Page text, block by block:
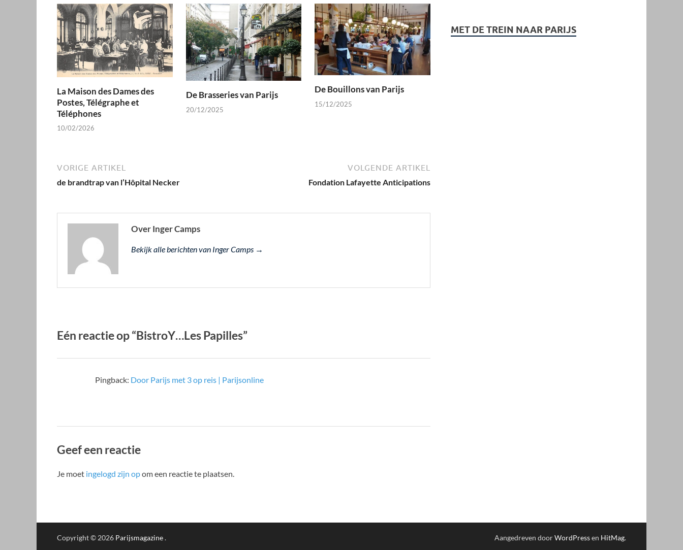
La Maison des Dames des
Postes, Télégraphe et
Téléphones
10/02/2026
De Brasseries van Parijs
20/12/2025
De Bouillons van Parijs
15/12/2025
VORIGE ARTIKEL
de brandtrap van l’Hôpital Necker
VOLGENDE ARTIKEL
Fondation Lafayette Anticipations
Over Inger Camps
Bekijk alle berichten van Inger Camps →
Eén reactie op “BistroY…Les Papilles”
Pingback: Door Parijs met 3 op reis | Parijsonline
Geef een reactie
Je moet ingelogd zijn opom een reactie te plaatsen.
MET DE TREIN NAAR PARIJS
Copyright © 2026 Parijsmagazine. Aangedreven doorWordPressen HitMag.